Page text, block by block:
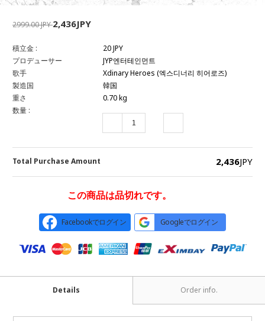
2999.00 JPY2,436JPY
積立金 :
20 JPY
プロデューサー
JYP엔터테인먼트
歌手
Xdinary Heroes (엑스디너리 히어로즈)
製造国
韓国
重さ
0.70 kg
数量 :
Total Purchase Amount 2,436JPY
この商品は品切れです。
Facebookでログイン Googleでログイン
Details Order info.